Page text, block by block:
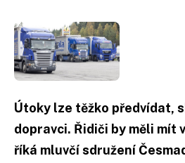
Útoky lze těžko předvídat,
dopravci. Řidiči by měli mít
říká mluvčí sdružení